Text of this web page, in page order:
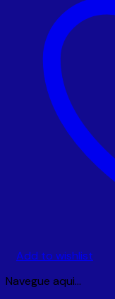
Add to wishlist
Navegue aqui…